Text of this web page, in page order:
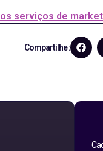
serviços de
Compartilhe :